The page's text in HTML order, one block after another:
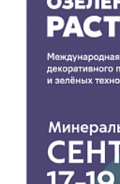
(929) 992-7100
Московская
Барабаново
(929) 992-7100